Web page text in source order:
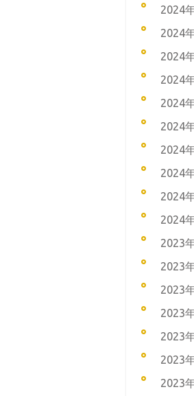
2024
2024
2024
2024
2024
2024
2024
2024
2024
2024
2023
2023
2023
2023
2023
2023
2023